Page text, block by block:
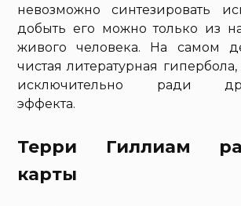
невозможно синтезировать
добыть его можно только из
живого человека. На самом
чистая литературная
исключительно ради
эффекта.
Терри Гиллиам
карты